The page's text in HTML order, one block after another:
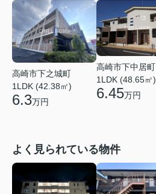
高崎市下之城町
1LDK (42.38㎡)
6.3万円
高崎市下中居町
1LDK (48.65㎡)
6.45万円
よく見られている物件